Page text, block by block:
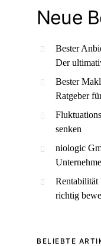
Neue
Bester
Der
Bester
Ratgeber
senken
niologic
Rentabilität
richtig
BELIEBTE